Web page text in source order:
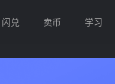
闪兑 卖币 学习